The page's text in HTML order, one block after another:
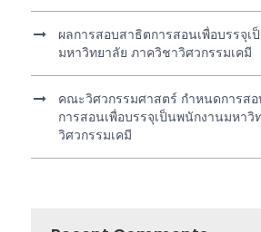
ผลการสอบสาธิตการสอนเพื่อบรรจุเ
มหาวิทยาลัย ภาควิชาวิศวกรรมเคมี
คณะวิศวกรรมศาสตร์ กำหนดการสอ
การสอนเพื่อบรรจุเป็นพนักงานมหาวิ
วิศวกรรมเคมี